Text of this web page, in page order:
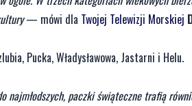
— mówi dla Twojej Telewizji Morskiej
Pucka, Władysławowa, Jastarni i Helu.
paczki świąteczne trafią